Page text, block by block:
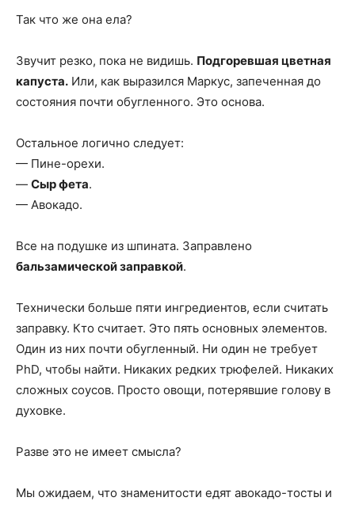
Так что же она ела?
Звучит резко, пока не видишь. Подгоревшая цветная
капуста. Или, как выразился Маркус, запеченная до
состояния почти обугленного. Это основа.
Остальное логично следует:
— Пине-орехи.
— Сыр фета.
— Авокадо.
Все на подушке из шпината. Заправлено
бальзамической заправкой.
Технически больше пяти ингредиентов, если считать
заправку. Кто считает. Это пять основных элементов.
Один из них почти обугленный. Ни один не требует
PhD, чтобы найти. Никаких редких трюфелей. Никаких
сложных соусов. Просто овощи, потерявшие голову в
духовке.
Разве это не имеет смысла?
Мы ожидаем, что знаменитости едят авокадо-тосты и